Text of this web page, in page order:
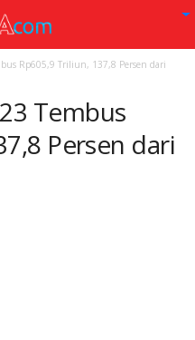
Rp605,9 Triliun, 137,8 Persen dari
Tembus
Persen dari